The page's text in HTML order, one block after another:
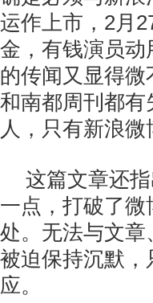
运作上市，2月
金，有钱演员动
的传闻又显得
和南都周刊都
人，只有新浪微
这篇文章还
一点，打破了微
处。无法与文章
被迫保持沉默，
应。